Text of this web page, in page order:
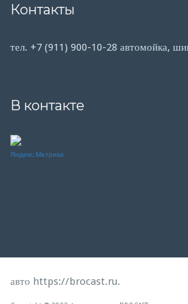
Контакты
тел. +7 (911) 900-10-28 автомойка,
В контакте
авто https://brocast.ru.